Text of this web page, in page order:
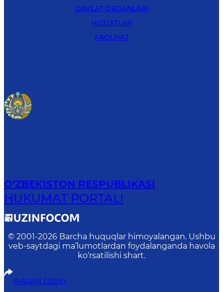
DAVLAT ORGANLARI
HUJJATLAR
FAOLIYAT
O‘ZBEKISTON RESPUBLIKASI
HUKUMAT PORTALI
© 2001-2026 Barcha huquqlar himoyalangan. Ushbu
veb-saytdagi ma’lumotlardan foydalanganda havola
ko‘rsatilishi shart.
Avvalgi talqin